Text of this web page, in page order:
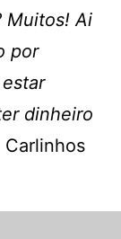
Muitos! Ai
por
dinheiro